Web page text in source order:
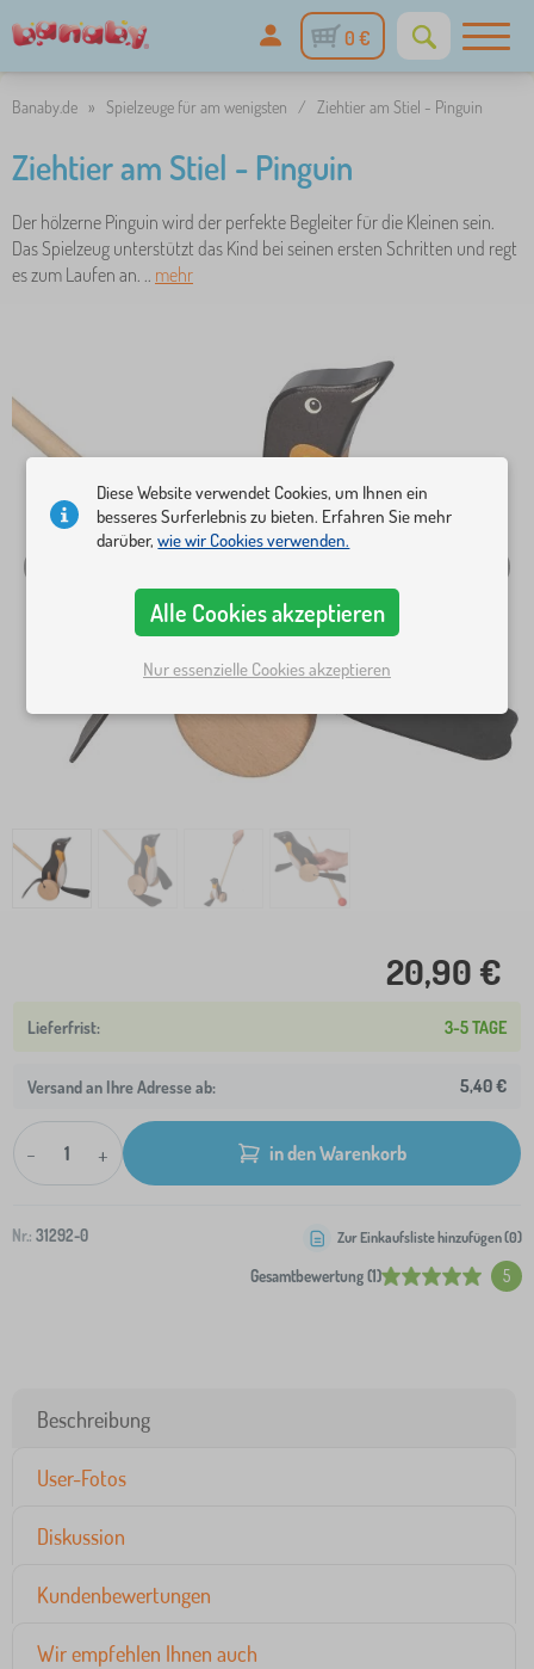
0 €
Banaby.de » Spielzeuge für am wenigsten / Ziehtier am Stiel - Pinguin
Ziehtier am Stiel - Pinguin
Der hölzerne Pinguin wird der perfekte Begleiter für die Kleinen sein.
Das Spielzeug unterstützt das Kind bei seinen ersten Schritten und regt
es zum Laufen an. .. mehr
20,90 €
3-5 TAGE
Versand an Ihre Adresse ab: 5,40 €
- + in den Warenkorb
Nr.: 31292-0
Gesamtbewertung (1) 5
Zur Einkaufsliste hinzufügen (0)
Beschreibung
User-Fotos
Diskussion
Kundenbewertungen
Wir empfehlen Ihnen auch
Diese Website verwendet Cookies, um Ihnen ein
besseres Surferlebnis zu bieten. Erfahren Sie mehr
darüber,wie wir Cookies verwenden.
Alle Cookies akzeptieren
Nur essenzielle Cookies akzeptieren